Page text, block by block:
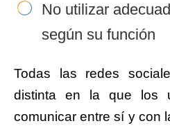
No utilizar
según su función
Todas las redes
distinta en la que los
comunicar entre sí y con